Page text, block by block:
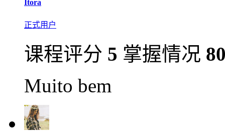
Itora
正式用户
课程评分 5 掌握情况
Muito bem